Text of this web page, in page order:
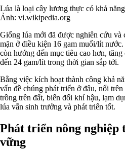
Lúa là loại cây lương thực có khả
Ảnh: vi.wikipedia.org
Giống lúa mới đã được nghiên cứu và
mặn ở điều kiện 16 gam muối/lít
còn hướng đến mục tiêu cao hơn,
đến 24 gam/lít trong thời gian sắp tới.
Bằng việc kích hoạt thành công khả
vấn đề chúng phát triển ở đâu, nổi
trồng trên đất, biến đổi khí hậu, lạm
lúa vẫn sinh trưởng và phát triển tốt.
Phát triển nông nghiệp
vững